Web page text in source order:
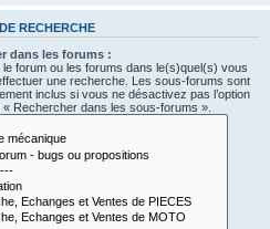
RECHERCHE
dans les forums :
forum ou les forums dans le(s)quel(s) vous
une recherche. Les sous-forums sont
inclus si vous ne désactivez pas l’option
Rechercher dans les sous-forums ».